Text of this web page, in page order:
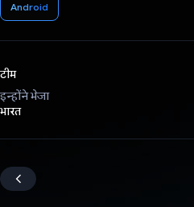
Android
टीम
इन्होंने भेजा
भारत